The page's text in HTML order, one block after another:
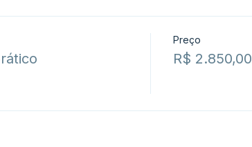
Preço
R$ 2.850,00